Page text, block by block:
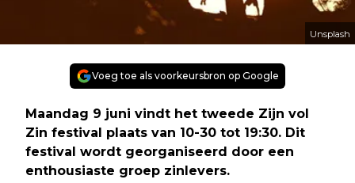
Unsplash
Voeg toe als voorkeursbron op Google
Maandag 9 juni vindt het tweede Zijn vol
Zin festival plaats van 10-30 tot 19:30. Dit
festival wordt georganiseerd door een
enthousiaste groep zinlevers.